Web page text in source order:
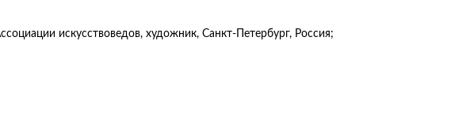
искусствоведов, художник, Санкт-Петербург, Россия;